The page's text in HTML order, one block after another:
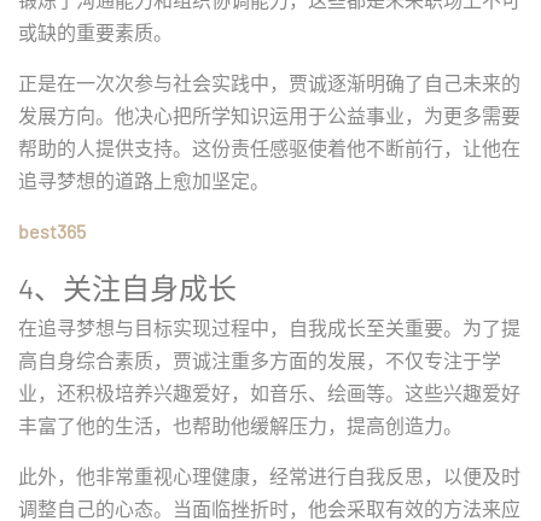
或缺的重要素质。
正是在一次次参与社会实践中，贾诚逐渐明确了自己未来的
发展方向。他决心把所学知识运用于公益事业，为更多需要
帮助的人提供支持。这份责任感驱使着他不断前行，让他在
追寻梦想的道路上愈加坚定。
best365
4、关注自身成长
在追寻梦想与目标实现过程中，自我成长至关重要。为了提
高自身综合素质，贾诚注重多方面的发展，不仅专注于学
业，还积极培养兴趣爱好，如音乐、绘画等。这些兴趣爱好
丰富了他的生活，也帮助他缓解压力，提高创造力。
此外，他非常重视心理健康，经常进行自我反思，以便及时
调整自己的心态。当面临挫折时，他会采取有效的方法来应